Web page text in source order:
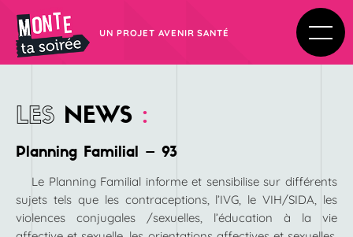
UN PROJET AVENIR SANTÉ
LES NEWS :
Planning Familial – 93
Le Planning Familial informe et sensibilise sur différents
sujets tels que les contraceptions, l’IVG, le VIH/SIDA, les
violences conjugales /sexuelles, l’éducation à la vie